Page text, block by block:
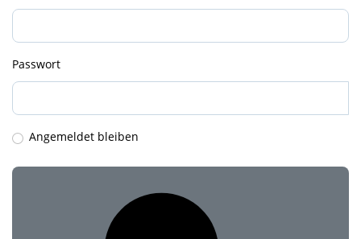
Passwort
Angemeldet bleiben